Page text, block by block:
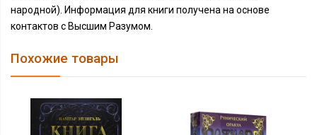
народной). Информация для книги получена на основе
контактов с Высшим Разумом.
Похожие товары